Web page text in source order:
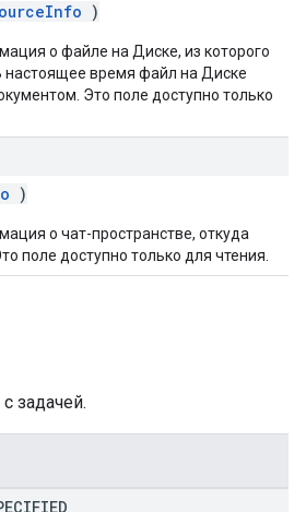
)
о файле на Диске, из которого
настоящее время файл на Диске
Это поле доступно только
)
о чат-пространстве, откуда
поле доступно только для чтения.
задачей.